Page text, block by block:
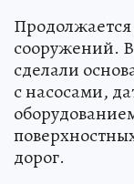
Продолжается
сооружений. В
сделали
с насосами,
дорог.